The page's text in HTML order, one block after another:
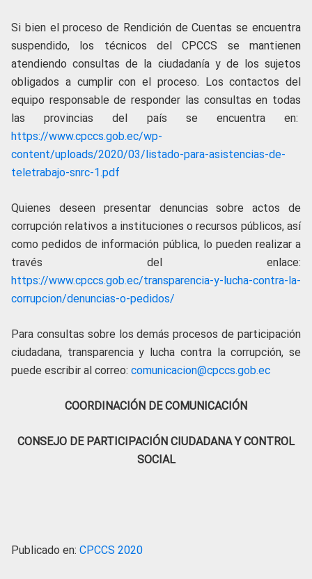
Si bien el proceso de Rendición de Cuentas se encuentra
suspendido, los técnicos del CPCCS se mantienen
atendiendo consultas de la ciudadanía y de los sujetos
obligados a cumplir con el proceso. Los contactos del
equipo responsable de responder las consultas en todas
las provincias del país se encuentra en:
https://www.cpccs.gob.ec/wp-
content/uploads/2020/03/listado-para-asistencias-de-
teletrabajo-snrc-1.pdf
Quienes deseen presentar denuncias sobre actos de
corrupción relativos a instituciones o recursos públicos, así
como pedidos de información pública, lo pueden realizar a
través del enlace:
https://www.cpccs.gob.ec/transparencia-y-lucha-contra-la-
corrupcion/denuncias-o-pedidos/
Para consultas sobre los demás procesos de participación
ciudadana, transparencia y lucha contra la corrupción, se
puede escribir al correo: comunicacion@cpccs.gob.ec
COORDINACIÓN DE COMUNICACIÓN
CONSEJO DE PARTICIPACIÓN CIUDADANA Y CONTROL
SOCIAL
Publicado en: CPCCS 2020